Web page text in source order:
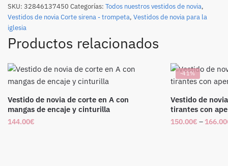
SKU: 32846137450 Categorías: Todos nuestros vestidos de novia,
Vestidos de novia Corte sirena - trompeta, Vestidos de novia para la
iglesia
Productos relacionados
Vestido de novia de corte en A con
mangas de encaje y cinturilla
144.00€
-41%
Vestido de
tirantes con
150.00€ – 166.00